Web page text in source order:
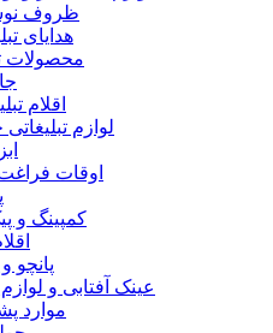
ظروف
هدایای
محصولات
اقلام
لوازم
اوقات
کمپینگ و
پانچو
عینک آفتابی و لوازم
موارد